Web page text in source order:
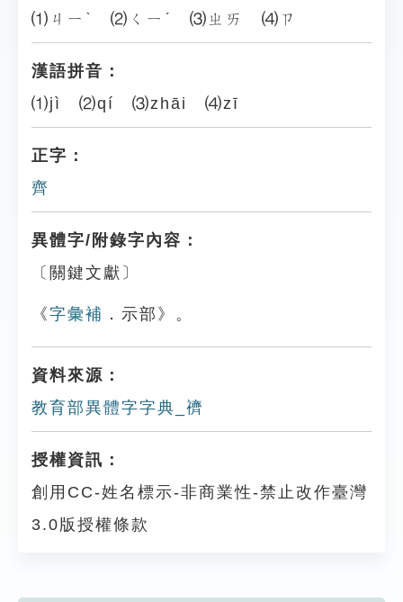
⑴ㄐㄧˋ ⑵ㄑㄧˊ ⑶ㄓㄞ ⑷ㄗ
漢語拼音：
⑴jì ⑵qí ⑶zhāi ⑷zī
正字：
齊
異體字/附錄字內容：
〔關鍵文獻〕
《字彙補 ．示部》。
資料來源：
教育部異體字字典_䄢
授權資訊：
創用CC-姓名標示-非商業性-禁止改作臺灣
3.0版授權條款